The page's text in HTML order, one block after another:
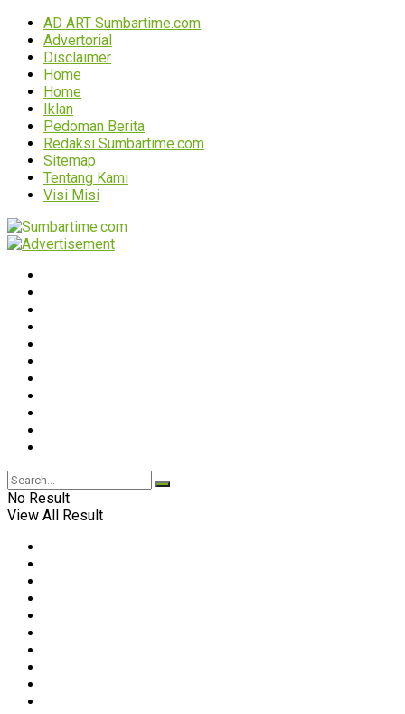
AD ART Sumbartime.com
Advertorial
Disclaimer
Home
Home
Iklan
Pedoman Berita
Redaksi Sumbartime.com
Sitemap
Tentang Kami
Visi Misi
No Result
View All Result